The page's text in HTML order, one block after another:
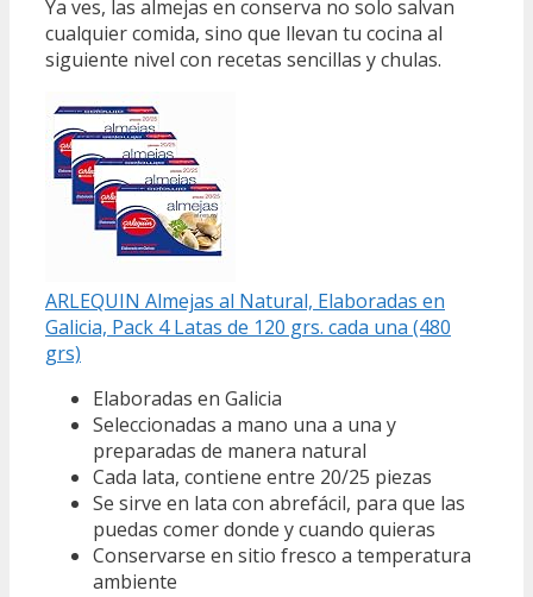
Ya ves, las almejas en conserva no solo salvan
cualquier comida, sino que llevan tu cocina al
siguiente nivel con recetas sencillas y chulas.
ARLEQUIN Almejas al Natural, Elaboradas en
Galicia, Pack 4 Latas de 120 grs. cada una (480
grs)
Elaboradas en Galicia
Seleccionadas a mano una a una y
preparadas de manera natural
Cada lata, contiene entre 20/25 piezas
Se sirve en lata con abrefácil, para que las
puedas comer donde y cuando quieras
Conservarse en sitio fresco a temperatura
ambiente